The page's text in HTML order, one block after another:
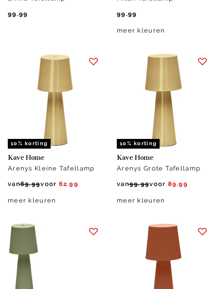
99.99 99.99
meer kleuren
10% korting
Kave Home
Arenys Kleine Tafellamp
van69.99voor 62.99
meer kleuren
10% korting
Kave Home
Arenys Grote Tafellamp
van99.99voor 89.99
meer kleuren